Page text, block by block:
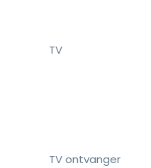
TV
TV ontvanger